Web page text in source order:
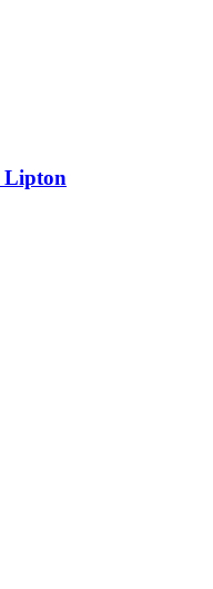
Lipton